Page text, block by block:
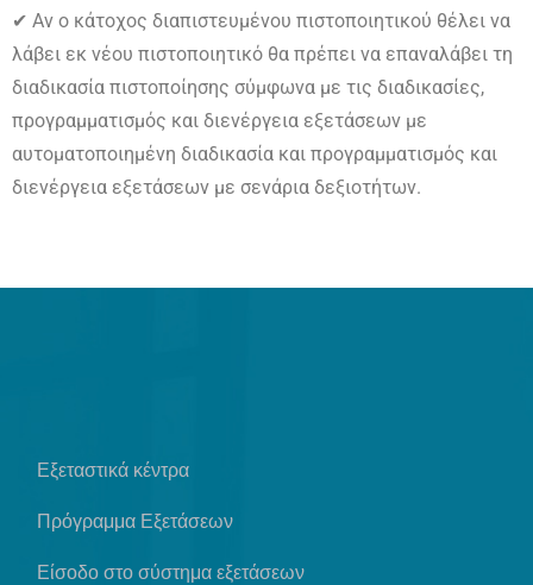
✔ Αν ο κάτοχος διαπιστευμένου πιστοποιητικού θέλει να
λάβει εκ νέου πιστοποιητικό θα πρέπει να επαναλάβει τη
διαδικασία πιστοποίησης σύμφωνα με τις διαδικασίες,
προγραμματισμός και διενέργεια εξετάσεων με
αυτοματοποιημένη διαδικασία και προγραμματισμός και
διενέργεια εξετάσεων με σενάρια δεξιοτήτων.
Εξεταστικά κέντρα
Πρόγραμμα Εξετάσεων
Είσοδο στο σύστημα εξετάσεων